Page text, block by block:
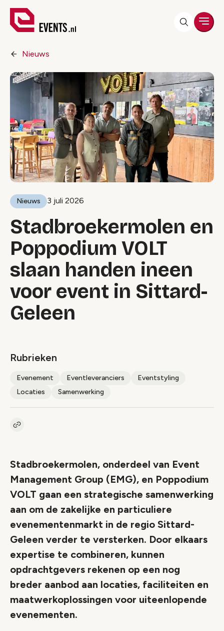
Nieuws
Nieuws 3 juli 2026
Stadbroekermolen en
Poppodium VOLT
slaan handen ineen
voor event in Sittard-
Geleen
Rubrieken
Evenement Eventleveranciers
Eventstyling
Locaties
Samenwerking
Kopieer link naar artikel
Stadbroekermolen, onderdeel van Event
Management Group (EMG), en Poppodium
VOLT gaan een strategische samenwerking
aan om de zakelijke en particuliere
evenementenmarkt in de regio Sittard-
Geleen verder te versterken. Door elkaars
expertise te combineren, kunnen
opdrachtgevers rekenen op een nog
breder aanbod aan locaties, faciliteiten en
maatwerkoplossingen voor uiteenlopende
evenementen.